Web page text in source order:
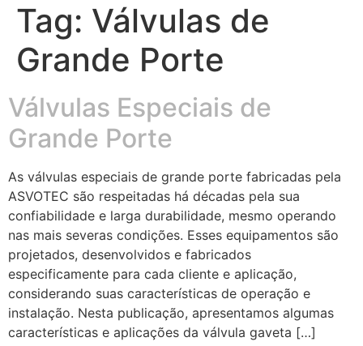
Tag: Válvulas de
Grande Porte
Válvulas Especiais de
Grande Porte
As válvulas especiais de grande porte fabricadas pela
ASVOTEC são respeitadas há décadas pela sua
confiabilidade e larga durabilidade, mesmo operando
nas mais severas condições. Esses equipamentos são
projetados, desenvolvidos e fabricados
especificamente para cada cliente e aplicação,
considerando suas características de operação e
instalação. Nesta publicação, apresentamos algumas
características e aplicações da válvula gaveta […]